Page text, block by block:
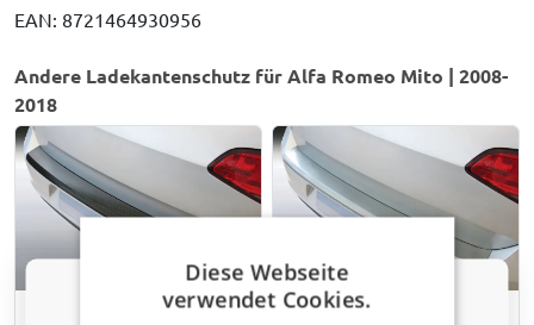
EAN: 8721464930956
Andere Ladekantenschutz für Alfa Romeo Mito | 2008-
2018
Diese Webseite
verwendet Cookies.